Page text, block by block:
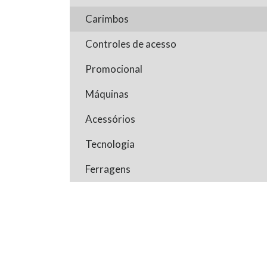
Carimbos
Controles de acesso
Promocional
Máquinas
Acessórios
Tecnologia
Ferragens